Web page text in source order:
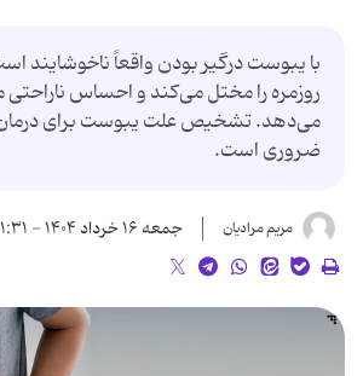
با یبوست درگیر بودن واقعاً ناخوشایند
روزمره را مختل می‌کند و احساس ناراحتی
می‌دهد. تشخیص علت یبوست برای
ضروری است.
مریم مرادیان جمعه ۱۶ خرداد ۱۴۰۴ - ۱۱:۳۱